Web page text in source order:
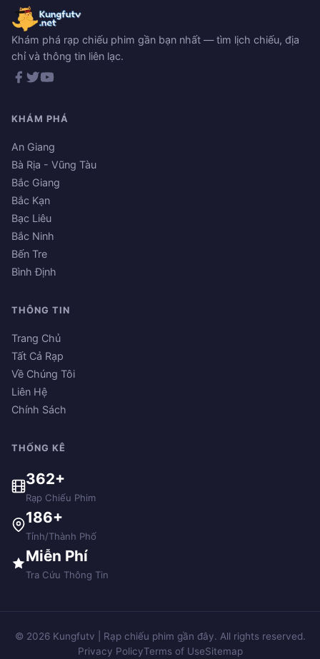
Khám phá rạp chiếu phim gần bạn nhất — tìm lịch chiếu, địa
chỉ và thông tin liên lạc.
KHÁM PHÁ
An Giang
Bà Rịa - Vũng Tàu
Bắc Giang
Bắc Kạn
Bạc Liêu
Bắc Ninh
Bến Tre
Bình Định
THÔNG TIN
Trang Chủ
Tất Cả Rạp
Về Chúng Tôi
Liên Hệ
Chính Sách
THỐNG KÊ
362+
Rạp Chiếu Phim
186+
Tỉnh/Thành Phố
Miễn Phí
Tra Cứu Thông Tin
© 2026 Kungfutv | Rạp chiếu phim gần đây. All rights reserved.
Privacy PolicyTerms of UseSitemap